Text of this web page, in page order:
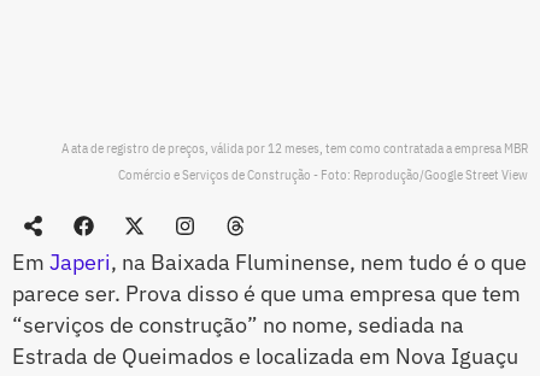
A ata de registro de preços, válida por 12 meses, tem como contratada a empresa MBR
Comércio e Serviços de Construção - Foto: Reprodução/Google Street View
Em Japeri, na Baixada Fluminense, nem tudo é o que
parece ser. Prova disso é que uma empresa que tem
“serviços de construção” no nome, sediada na
Estrada de Queimados e localizada em Nova Iguaçu